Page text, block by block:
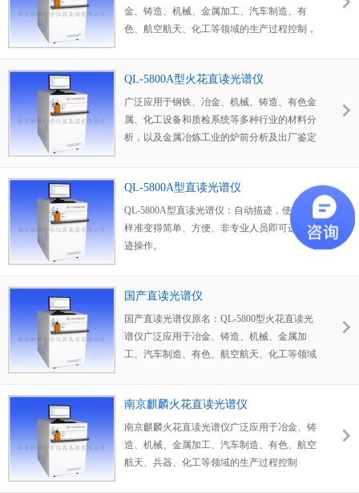
金、铸造、机械、金属加工、汽车制造、有
色、航空航天、化工等领域的生产过程控制，
QL-5800A型火花直读光谱仪
广泛应用于钢铁、冶金、机械、铸造、有色金
属、化工设备和质检系统等多种行业的材料分
析，以及金属冶炼工业的炉前分析及出厂鉴定
QL-5800A型直读光谱仪
QL-5800A型直读光谱仪：自动描迹，使仪器
样准变得简单、方便、非专业人员即可进行描
迹操作。
国产直读光谱仪
国产直读光谱仪原名：QL-5800型火花直读光
谱仪广泛应用于冶金、铸造、机械、金属加
工、汽车制造、有色、航空航天、化工等领域
南京麒麟火花直读光谱仪
南京麒麟火花直读光谱仪广泛应用于冶金、铸
造、机械、金属加工、汽车制造、有色、航空
航天、兵器、化工等领域的生产过程控制